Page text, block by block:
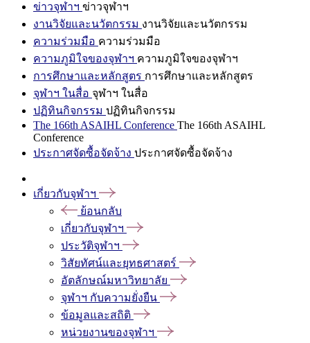
ข่าวจุฬาฯ ข่าวจุฬาฯ
งานวิจัยและนวัตกรรม งานวิจัยและนวัตกรรม
ความร่วมมือ ความร่วมมือ
ความภูมิใจของจุฬาฯ ความภูมิใจของจุฬาฯ
การศึกษาและหลักสูตร การศึกษาและหลักสูตร
จุฬาฯ ในสื่อ จุฬาฯ ในสื่อ
ปฏิทินกิจกรรม ปฏิทินกิจกรรม
The 166th ASAIHL Conference The 166th ASAIHL
Conference
ประกาศจัดซื้อจัดจ้าง ประกาศจัดซื้อจัดจ้าง
เกี่ยวกับจุฬาฯ
ย้อนกลับ
เกี่ยวกับจุฬาฯ
ประวัติจุฬาฯ
วิสัยทัศน์และยุทธศาสตร์
อัตลักษณ์มหาวิทยาลัย
จุฬาฯ กับความยั่งยืน
ข้อมูลและสถิติ
หน่วยงานของจุฬาฯ